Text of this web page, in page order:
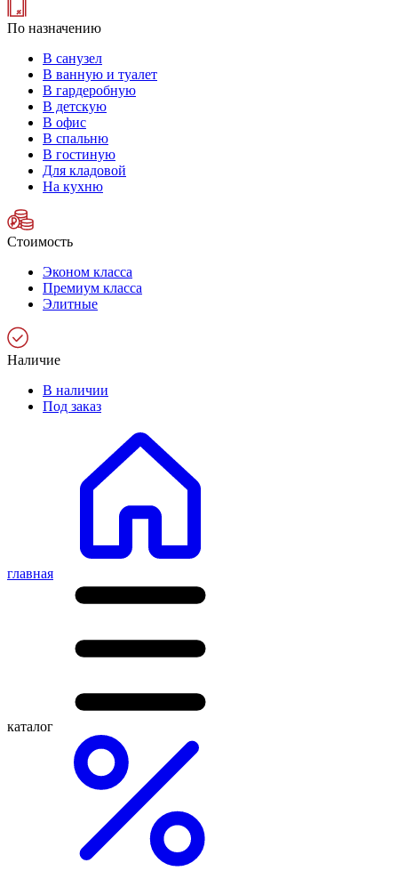
По назначению
В санузел
В ванную и туалет
В гардеробную
В детскую
В офис
В спальню
В гостиную
Для кладовой
На кухню
Стоимость
Эконом класса
Премиум класса
Элитные
Наличие
В наличии
Под заказ
главная
каталог